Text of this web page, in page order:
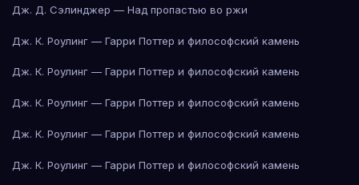
Дж. Д. Сэлинджер — Над пропастью во ржи
Дж. К. Роулинг — Гарри Поттер и философский камень
Дж. К. Роулинг — Гарри Поттер и философский камень
Дж. К. Роулинг — Гарри Поттер и философский камень
Дж. К. Роулинг — Гарри Поттер и философский камень
Дж. К. Роулинг — Гарри Поттер и философский камень